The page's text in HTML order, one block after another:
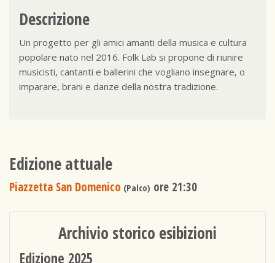
Descrizione
Un progetto per gli amici amanti della musica e cultura
popolare nato nel 2016. Folk Lab si propone di riunire
musicisti, cantanti e ballerini che vogliano insegnare, o
imparare, brani e danze della nostra tradizione.
Edizione attuale
Piazzetta San Domenico (Palco) ore 21:30
Archivio storico esibizioni
Edizione 2025